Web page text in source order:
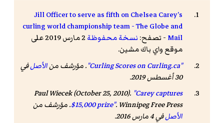
Jill Officer to serve as fifth on Chelsea Carey’s
curling world championship team - The Globe and
Mail - تصفح: نسخة محفوظة
2 مارس 2019 على
موقع واي باك مشين.
"Curling Scores on Curling.ca"
. مؤرشف منالأصلفي
30 أغسطس 2019.
Paul Wiecek (October 25, 2010). "Carey captures
$15,000 prize". Winnipeg Free Press
. مؤرشف من
الأصلفي 4 مارس 2016 .